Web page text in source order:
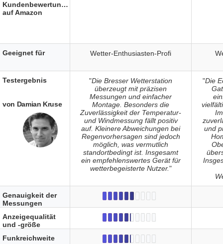
Wetter-Enthusiasten-Profi
"Die Bresser Wetterstation
überzeugt mit präzisen
Messungen und einfacher
Montage. Besonders die
Zuverlässigkeit der Temperatur-
und Windmessung fällt positiv
auf. Kleinere Abweichungen bei
Regenvorhersagen sind jedoch
möglich, was vermutlich
standortbedingt ist. Insgesamt
ein empfehlenswertes Gerät für
wetterbegeisterte Nutzer."
"Die
und
Kundenbewertungen
auf Amazon
Geeignet für
Testergebnis
von Damian Kruse
Genauigkeit der
Messungen
Anzeigequalität
und -größe
Funkreichweite